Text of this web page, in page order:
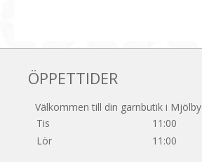
ÖPPETTIDER
Välkommen till din garnbutik i Mjölby
Tis
11:00
Lör
11:00